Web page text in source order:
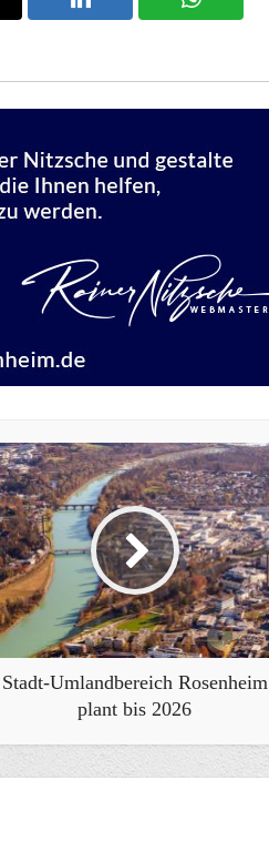
Stadt-Umlandbereich Rosenheim
plant bis 2026